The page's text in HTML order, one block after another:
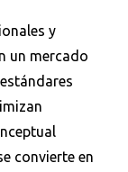
y
un mercado
convierte en